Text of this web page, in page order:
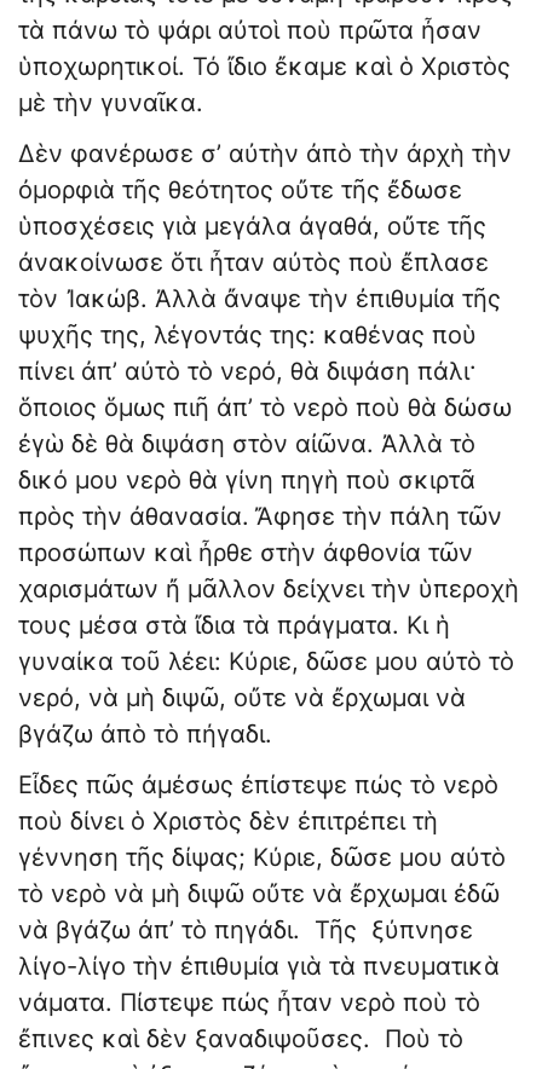
τὰ πάνω τὸ ψάρι αὐτοὶ ποὺ πρῶτα ἦσαν
ὑποχωρητικοί. Τό ἴδιο ἔκαμε καὶ ὁ Χριστὸς
μὲ τὴν γυναῖκα.
Δὲν φανέρωσε σ’ αὐτὴν ἀπὸ τὴν ἀρχὴ τὴν
ὀμορφιὰ τῆς θεότητος οὔτε τῆς ἔδωσε
ὑποσχέσεις γιὰ μεγάλα ἀγαθά, οὔτε τῆς
ἀνακοίνωσε ὅτι ἦταν αὐτὸς ποὺ ἔπλασε
τὸν Ἰακώβ. Ἀλλὰ ἄναψε τὴν ἐπιθυμία τῆς
ψυχῆς της, λέγοντάς της: καθένας ποὺ
πίνει ἀπ’ αὐτὸ τὸ νερό, θὰ διψάση πάλι·
ὅποιος ὅμως πιῆ ἀπ’ τὸ νερὸ ποὺ θὰ δώσω
ἐγὼ δὲ θὰ διψάση στὸν αἰῶνα. Ἀλλὰ τὸ
δικό μου νερὸ θὰ γίνη πηγὴ ποὺ σκιρτᾶ
πρὸς τὴν ἀθανασία. Ἄφησε τὴν πάλη τῶν
προσώπων καὶ ἦρθε στὴν ἀφθονία τῶν
χαρισμάτων ἤ μᾶλλον δείχνει τὴν ὑπεροχὴ
τους μέσα στὰ ἴδια τὰ πράγματα. Κι ἡ
γυναίκα τοῦ λέει: Κύριε, δῶσε μου αὐτὸ τὸ
νερό, νὰ μὴ διψῶ, οὔτε νὰ ἔρχωμαι νὰ
βγάζω ἀπὸ τὸ πήγαδι.
Εἶδες πῶς ἀμέσως ἐπίστεψε πώς τὸ νερὸ
ποὺ δίνει ὁ Χριστὸς δὲν ἐπιτρέπει τὴ
γέννηση τῆς δίψας; Κύριε, δῶσε μου αὐτὸ
τὸ νερὸ νὰ μὴ διψῶ οὔτε νὰ ἔρχωμαι ἐδῶ
νὰ βγάζω ἀπ’ τὸ πηγάδι. Τῆς ξύπνησε
λίγο-λίγο τὴν ἐπιθυμία γιὰ τὰ πνευματικὰ
νάματα. Πίστεψε πώς ἦταν νερὸ ποὺ τὸ
ἔπινες καὶ δὲν ξαναδιψοῦσες. Ποὺ τὸ